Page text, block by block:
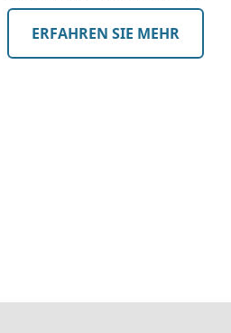
ERFAHREN SIE MEHR